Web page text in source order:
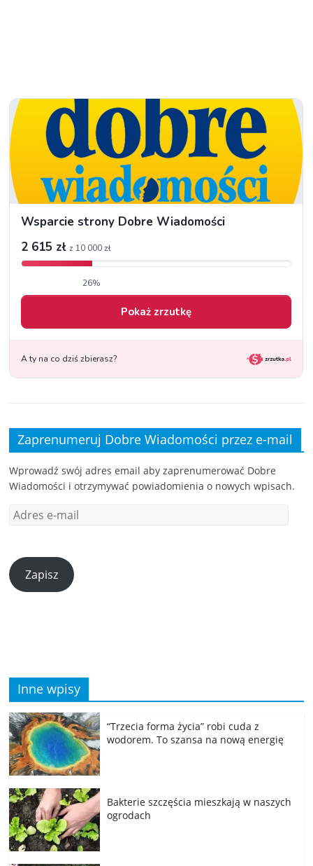
Zaprenumeruj Dobre Wiadomości przez e-mail
Wprowadź swój adres email aby zaprenumerować Dobre
Wiadomości i otrzymywać powiadomienia o nowych wpisach.
Zapisz
Inne wpisy
“Trzecia forma życia” robi cuda z
wodorem. To szansa na nową energię
Bakterie szczęścia mieszkają w naszych
ogrodach